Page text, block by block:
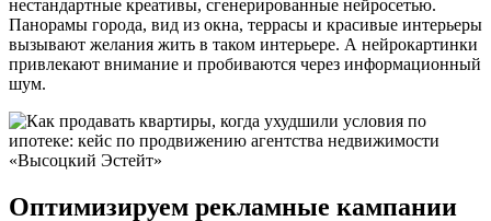
нестандартные креативы, сгенерированные нейросетью.
Панорамы города, вид из окна, террасы и красивые интерьеры
вызывают желания жить в таком интерьере. А нейрокартинки
привлекают внимание и пробиваются через информационный
шум.
Оптимизируем рекламные кампании